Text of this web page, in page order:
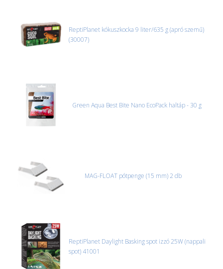
ReptiPlanet kókuszkocka 9 liter/635 g (apró szemű)
(30007)
Green Aqua Best Bite Nano EcoPack haltáp - 30 g
MAG-FLOAT pótpenge (15 mm) 2 db
ReptiPlanet Daylight Basking spot izzó 25W (nappali
spot) 41001